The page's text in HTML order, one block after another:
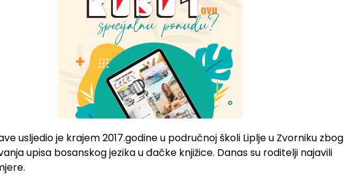
usljedio je krajem 2017.godine u područnoj školi Liplje u Zvorniku zbog
upisa bosanskog jezika u đačke knjižice. Danas su roditelji najavili